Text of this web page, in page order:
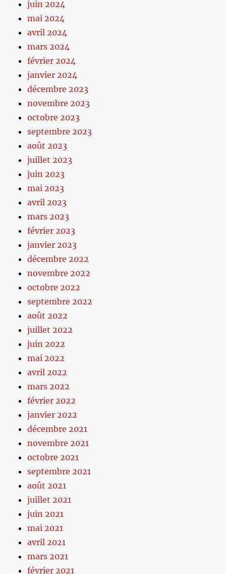
juin 2024
mai 2024
avril 2024
mars 2024
février 2024
janvier 2024
décembre 2023
novembre 2023
octobre 2023
septembre 2023
août 2023
juillet 2023
juin 2023
mai 2023
avril 2023
mars 2023
février 2023
janvier 2023
décembre 2022
novembre 2022
octobre 2022
septembre 2022
août 2022
juillet 2022
juin 2022
mai 2022
avril 2022
mars 2022
février 2022
janvier 2022
décembre 2021
novembre 2021
octobre 2021
septembre 2021
août 2021
juillet 2021
juin 2021
mai 2021
avril 2021
mars 2021
février 2021